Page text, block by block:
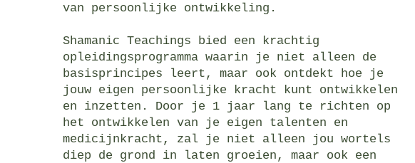
van persoonlijke ontwikkeling.
Shamanic Teachings bied een krachtig
opleidingsprogramma waarin je niet alleen de
basisprincipes leert, maar ook ontdekt hoe je
jouw eigen persoonlijke kracht kunt ontwikkelen
en inzetten. Door je 1 jaar lang te richten op
het ontwikkelen van je eigen talenten en
medicijnkracht, zal je niet alleen jou wortels
diep de grond in laten groeien, maar ook een